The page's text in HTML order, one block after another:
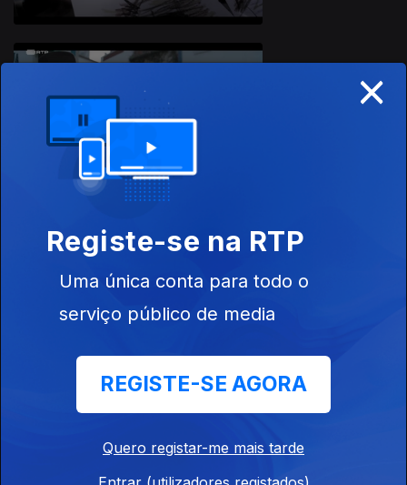
×
Registe-se na RTP
Uma única conta para todo o
serviço público de media
REGISTE-SE AGORA
Quero registar-me mais tarde